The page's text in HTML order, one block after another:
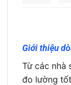
Giới thiệu
Từ các nhà
đo lường